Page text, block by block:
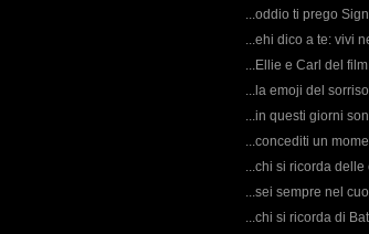
...oddio ti prego
...ehi dico a te: vivi
...Ellie e Carl del
...la emoji del
...in questi giorni
...concediti un
...chi si ricorda
...sei sempre nel
...chi si ricorda di